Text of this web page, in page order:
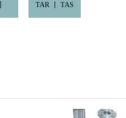
TAR 丨 TAS